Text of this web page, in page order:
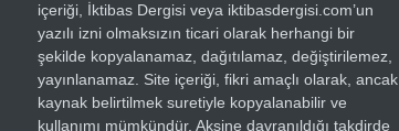
içeriği, İktibas Dergisi veya iktibasdergisi.com’un
yazılı izni olmaksızın ticari olarak herhangi bir
şekilde kopyalanamaz, dağıtılamaz, değiştirilemez,
yayınlanamaz. Site içeriği, fikri amaçlı olarak, ancak
kaynak belirtilmek suretiyle kopyalanabilir ve
kullanımı mümkündür. Aksine davranıldığı takdirde